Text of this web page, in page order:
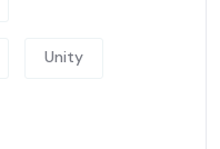
Unity